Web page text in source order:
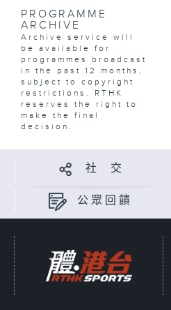
PROGRAMME
ARCHIVE
Archive service will
be available for
programmes broadcast
in the past 12 months,
subject to copyright
restrictions. RTHK
reserves the right to
make the final
decision.
社 交
公眾回饋